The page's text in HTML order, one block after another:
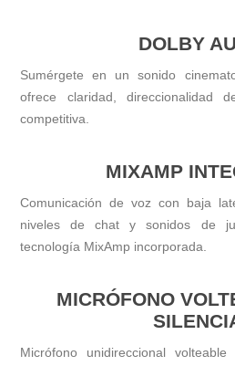
DOLBY
Sumérgete en un sonido
ofrece claridad, direccionalidad
competitiva.
MIXAMP
Comunicación de voz con baja
niveles de chat y sonidos de
tecnología MixAmp incorporada.
MICRÓFONO
Micrófono unidireccional